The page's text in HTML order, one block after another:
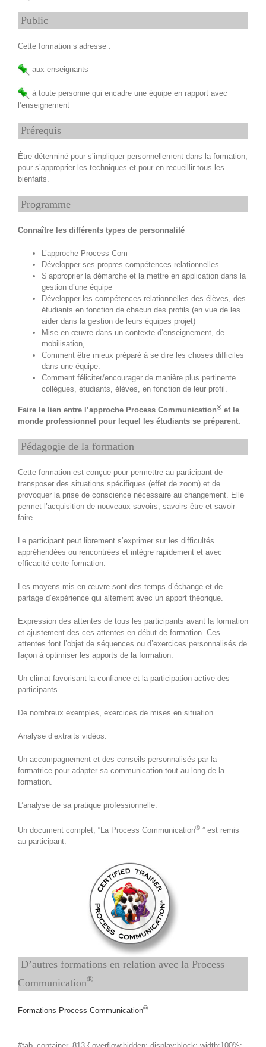
Public
Cette formation s’adresse :
aux enseignants
à toute personne qui encadre une équipe en rapport avec
l’enseignement
Prérequis
Être déterminé pour s’impliquer personnellement dans la formation,
pour s’approprier les techniques et pour en recueillir tous les
bienfaits.
Programme
Connaître les différents types de personnalité
L’approche Process Com
Développer ses propres compétences relationnelles
S’approprier la démarche et la mettre en application dans la
gestion d’une équipe
Développer les compétences relationnelles des élèves, des
étudiants en fonction de chacun des profils (en vue de les
aider dans la gestion de leurs équipes projet)
Mise en œuvre dans un contexte d’enseignement, de
mobilisation,
Comment être mieux préparé à se dire les choses difficiles
dans une équipe.
Comment féliciter/encourager de manière plus pertinente
collègues, étudiants, élèves, en fonction de leur profil.
Faire le lien entre l’approche Process Communication® et le
monde professionnel pour lequel les étudiants se préparent.
Pédagogie de la formation
Cette formation est conçue pour permettre au participant de
transposer des situations spécifiques (effet de zoom) et de
provoquer la prise de conscience nécessaire au changement. Elle
permet l’acquisition de nouveaux savoirs, savoirs-être et savoir-
faire.
Le participant peut librement s’exprimer sur les difficultés
appréhendées ou rencontrées et intègre rapidement et avec
efficacité cette formation.
Les moyens mis en œuvre sont des temps d’échange et de
partage d’expérience qui alternent avec un apport théorique.
Expression des attentes de tous les participants avant la formation
et ajustement des ces attentes en début de formation. Ces
attentes font l’objet de séquences ou d’exercices personnalisés de
façon à optimiser les apports de la formation.
Un climat favorisant la confiance et la participation active des
participants.
De nombreux exemples, exercices de mises en situation.
Analyse d’extraits vidéos.
Un accompagnement et des conseils personnalisés par la
formatrice pour adapter sa communication tout au long de la
formation.
L’analyse de sa pratique professionnelle.
Un document complet, “La Process Communication® ” est remis
au participant.
D’autres formations en relation avec la Process
Communication®
Formations Process Communication®